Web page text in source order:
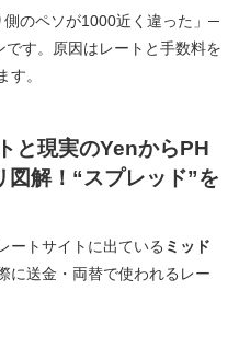
側のペソが1000近く違った」─
す。原因はレートと手数料を
す。
と現実のYenからPH
図解！“スプレッド”を
ートサイトに出ている ミッド
に送金・両替で使われるレー